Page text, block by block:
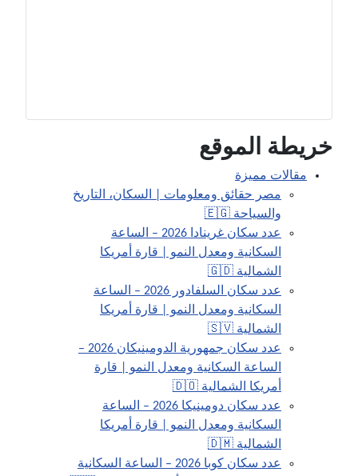
خريطة الموقع
مقالات مميزة
مصر حقائق ومعلومات | السكان، التاريخ
والسياحة 🇪🇬
عدد سكان غرينادا 2026 – الساعة
السكانية ومعدل النمو | قارة أمريكا
الشمالية 🇬🇩
عدد سكان السلفادور 2026 – الساعة
السكانية ومعدل النمو | قارة أمريكا
الشمالية 🇸🇻
عدد سكان جمهورية الدومينيكان 2026 –
الساعة السكانية ومعدل النمو | قارة
أمريكا الشمالية 🇩🇴
عدد سكان دومينيكا 2026 – الساعة
السكانية ومعدل النمو | قارة أمريكا
الشمالية 🇩🇲
عدد سكان كوبا 2026 – الساعة السكانية